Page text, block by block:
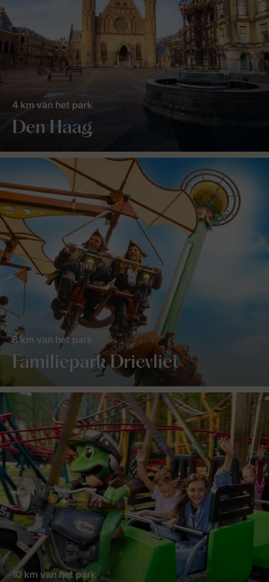
Den Haag
4 km van het park
Familiepark Drievliet
8 km van het park
10 km van het park